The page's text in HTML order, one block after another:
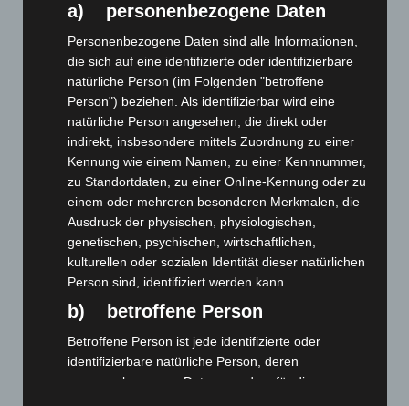
Art.-Nr. 9004-22
Schal, 100% Polyester, Chiffon, Format ca.
42x180cm
Preis: 0,00 € zzgl. MwSt. + Versandkosten
a) personenbezogene Daten
Personenbezogene Daten sind alle Informationen,
die sich auf eine identifizierte oder identifizierbare
natürliche Person (im Folgenden "betroffene
Person") beziehen. Als identifizierbar wird eine
natürliche Person angesehen, die direkt oder
indirekt, insbesondere mittels Zuordnung zu einer
Kennung wie einem Namen, zu einer Kennnummer,
zu Standortdaten, zu einer Online-Kennung oder zu
einem oder mehreren besonderen Merkmalen, die
Ausdruck der physischen, physiologischen,
genetischen, psychischen, wirtschaftlichen,
kulturellen oder sozialen Identität dieser natürlichen
Person sind, identifiziert werden kann.
b) betroffene Person
Betroffene Person ist jede identifizierte oder
identifizierbare natürliche Person, deren
personenbezogene Daten von dem für die